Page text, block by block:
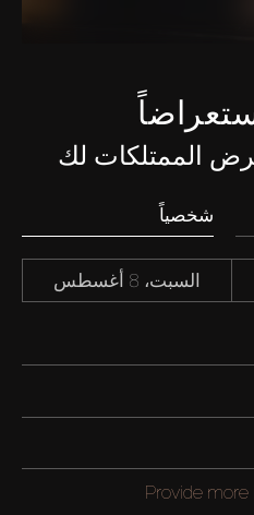
الممتلكات لك
شخصياً
السبت، 8 أغسطس
Provide more